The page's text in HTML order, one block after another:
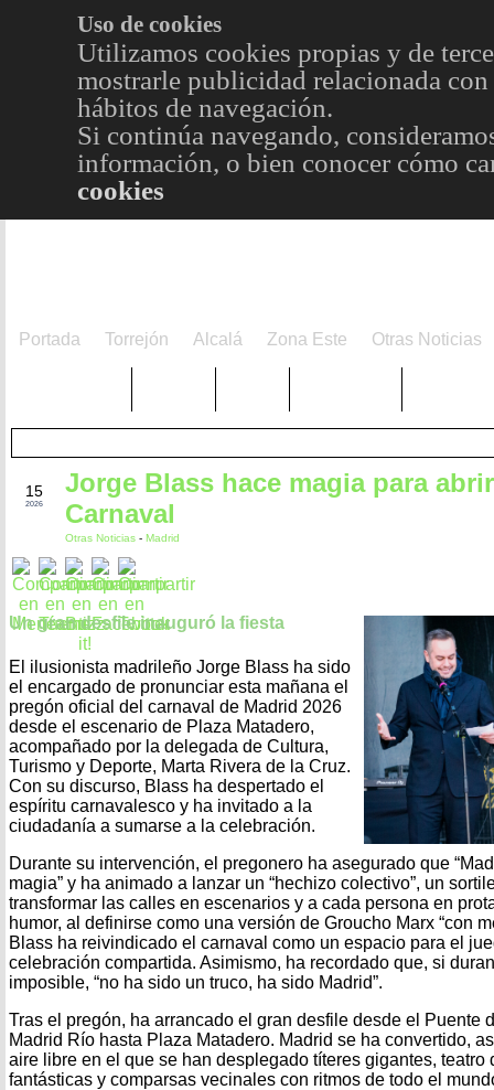
Uso de cookies
Utilizamos cookies propias y de
mostrarle publicidad relacionada
hábitos de navegación.
Si continúa navegando,
información, o bien conocer cómo
cookies
Portada Torrejón Alcalá Zona Este Otras Noticias
15
2026
Jorge Blass hace magia para
Carnaval
Otras Noticias - Madrid
Un gran desfile inauguró la fiesta
El ilusionista madrileño Jorge Blass ha sido
el encargado de pronunciar esta mañana el
pregón oficial del carnaval de Madrid 2026
desde el escenario de Plaza Matadero,
acompañado por la delegada de Cultura,
Turismo y Deporte, Marta Rivera de la Cruz.
Con su discurso, Blass ha despertado el
espíritu carnavalesco y ha invitado a la
ciudadanía a sumarse a la celebración.
Durante su intervención, el pregonero ha asegurado que
magia” y ha animado a lanzar un “hechizo colectivo”, un
transformar las calles en escenarios y a cada persona en
humor, al definirse como una versión de Groucho Marx “con
Blass ha reivindicado el carnaval como un espacio para el
celebración compartida. Asimismo, ha recordado que, si
imposible, “no ha sido un truco, ha sido Madrid”.
Tras el pregón, ha arrancado el gran desfile desde el Puente
Madrid Río hasta Plaza Matadero. Madrid se ha convertido,
aire libre en el que se han desplegado títeres gigantes, teatro
fantásticas y comparsas vecinales con ritmos de todo el